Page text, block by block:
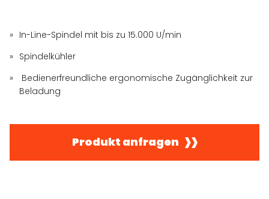
In-Line-Spindel mit bis zu 15.000 U/min
Spindelkühler
Bedienerfreundliche ergonomische Zugänglichkeit zur
Beladung
Produkt anfragen